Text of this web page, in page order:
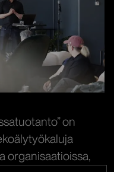
on
organisaatioissa,